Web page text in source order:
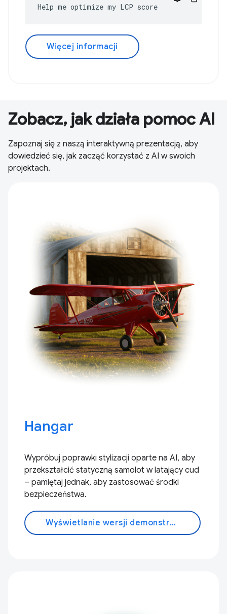
Help me optimize my LCP score
Więcej informacji
Zobacz, jak działa pomoc AI
Zapoznaj się z naszą interaktywną prezentacją, aby
dowiedzieć się, jak zacząć korzystać z AI w swoich
projektach.
Hangar
Wypróbuj poprawki stylizacji oparte na AI, aby
przekształcić statyczną samolot w latający cud
– pamiętaj jednak, aby zastosować środki
bezpieczeństwa.
Wyświetlanie wersji demonstracyjnej